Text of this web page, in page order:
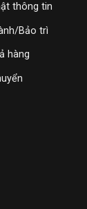
thông tin
Bảo trì
hàng